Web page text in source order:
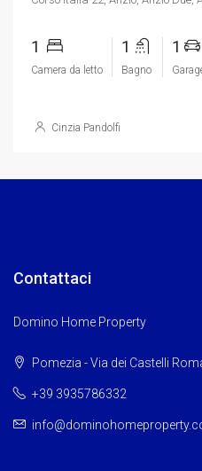
1
Camera da letto
1
Bagno
1
Cinzia Pandolfi
Contattaci
Domino Home Property
Pomezia - Via dei Castelli
+39 3935786332